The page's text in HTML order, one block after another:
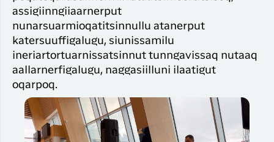
assigiinngiiaarnerput
nunarsuarmioqatitsinnullu atanerput
katersuuffigalugu, siunissamilu
ineriartortuarnissatsinnut tunngavissaq nutaaq
aallarnerfigalugu, naggasiilluni ilaatigut
oqarpoq.